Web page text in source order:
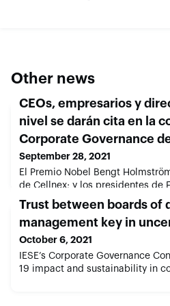
Other news
CEOs, empresarios y
nivel se darán cita en la
Corporate Governance
September 28, 2021
El Premio Nobel Bengt
de Cellnex; y los presidentes de
Schneider Electric y BNP
Trust between boards of
management key in
October 6, 2021
IESE’s Corporate Governance
19 impact and sustainability in